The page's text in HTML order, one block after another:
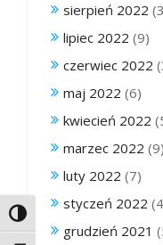
Toggle High Contrast
sierpień 2022
lipiec 2022 (9)
czerwiec 2022
maj 2022 (6)
kwiecień 2022
marzec 2022 (9)
luty 2022 (7)
styczeń 2022
grudzień 2021